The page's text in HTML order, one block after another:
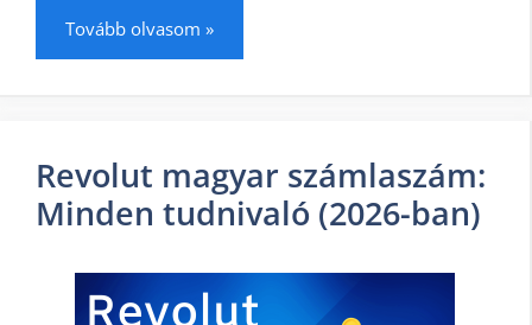
Tovább olvasom »
Revolut magyar számlaszám:
Minden tudnivaló (2026-ban)